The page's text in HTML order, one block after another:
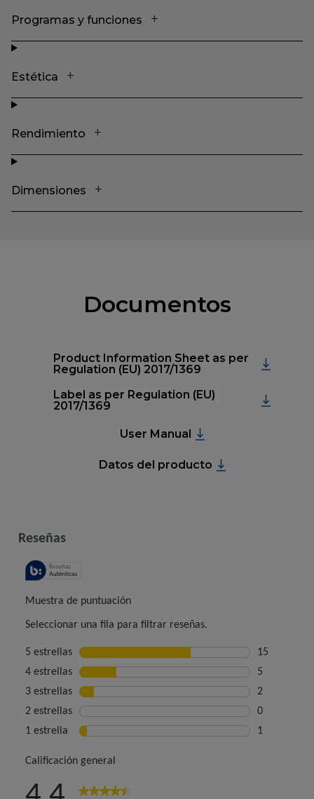
Programas y funciones
Estética
Rendimiento
Dimensiones
Documentos
Product Information Sheet as per
Regulation (EU) 2017/1369
Label as per Regulation (EU)
2017/1369
User Manual
Datos del producto